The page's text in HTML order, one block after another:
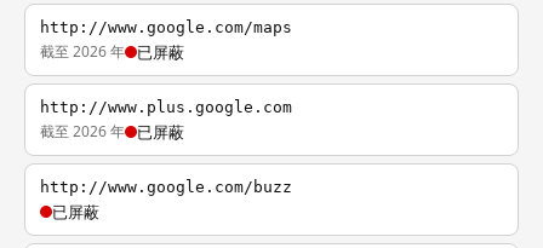
http://www.google.com/maps
截至 2026 年 已屏蔽
http://www.plus.google.com
截至 2026 年 已屏蔽
http://www.google.com/buzz
已屏蔽